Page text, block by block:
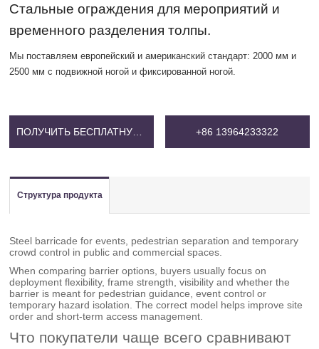
Стальные ограждения для мероприятий и
временного разделения толпы.
Мы поставляем европейский и американский стандарт: 2000 мм и
2500 мм с подвижной ногой и фиксированной ногой.
+86 13964233322
Структура продукта
Steel barricade for events, pedestrian separation and temporary
crowd control in public and commercial spaces.
When comparing barrier options, buyers usually focus on
deployment flexibility, frame strength, visibility and whether the
barrier is meant for pedestrian guidance, event control or
temporary hazard isolation. The correct model helps improve site
order and short-term access management.
Что покупатели чаще всего сравнивают